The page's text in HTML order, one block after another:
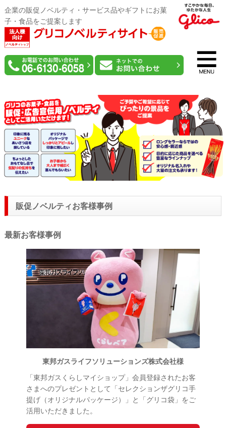
企業の販促ノベルティ・サービス品やギフトにお菓
子・食品をご提案します
販促ノベルティお客様事例
最新お客様事例
東邦ガスライフソリューションズ株式会社様
「東邦ガスくらしマイショップ」会員登録されたお客
さまへのプレゼントとして「セレクションザグリコ手
提げ（オリジナルパッケージ）」と「グリコ袋」をご
活用いただきました。